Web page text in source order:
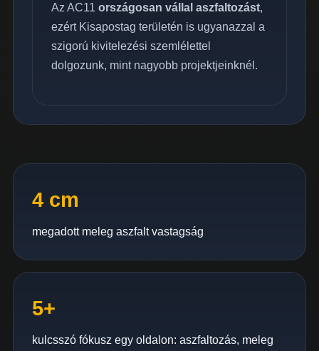
Az AC11 országosan vállal aszfaltozást,
ezért Kisapostag területén is ugyanazzal a
szigorú kivitelezési szemlélettel
dolgozunk, mint nagyobb projektjeinknél.
4 cm
megadott meleg aszfalt vastagság
5+
kulcsszó fókusz egy oldalon: aszfaltozás, meleg